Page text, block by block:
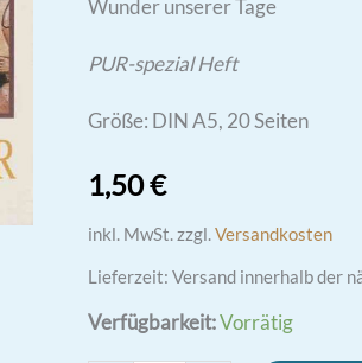
Wunder unserer Tage
PUR-spezial Heft
Größe: DIN A5, 20 Seiten
1,50€
inkl. MwSt.zzgl.Versandkosten
Lieferzeit: Versand innerhalb der
Verfügbarkeit:Vorrätig